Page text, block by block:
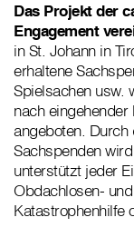
Das Projekt der
Engagement
in St. Johann in
erhaltene
Spielsachen usw.
nach eingehender
angeboten.
Sachspenden
unterstützt jeder
Obdachlosen-
Katastrophenhilfe